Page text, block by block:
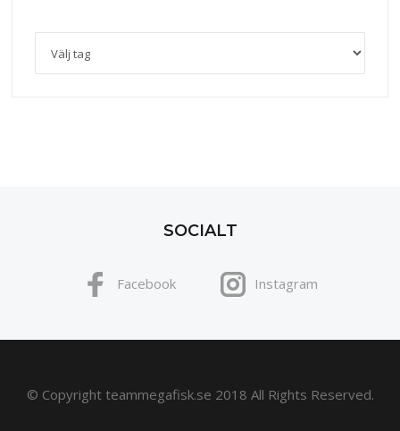
SOCIALT
Facebook Instagram
© Copyright teammegafisk.se 2018 All Rights Reserved.